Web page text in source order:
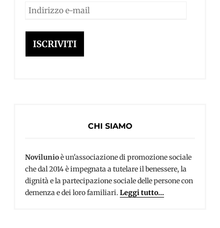
Indirizzo
mail
ISCRIVITI
CHI SIAMO
Novilunioè un'associazione di promozione sociale
che dal 2014 è impegnata a tutelare il benessere, la
dignità e la partecipazione sociale delle persone con
demenza e dei loro familiari. Leggi tutto...